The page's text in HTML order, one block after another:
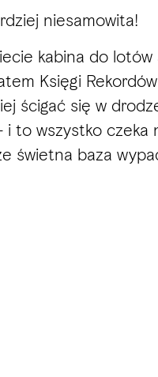
niesamowita!
kabina do
Księgi
ścigać się w
i to wszystko
świetna baza